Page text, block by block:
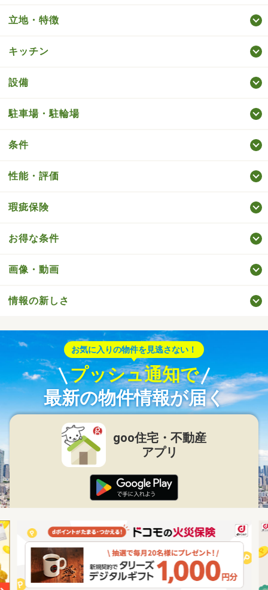
立地・特徴
キッチン
設備
駐車場・駐輪場
条件
性能・評価
瑕疵保険
お得な条件
画像・動画
情報の新しさ
お気に入りの物件を見逃さない！
プッシュ通知で
最新の物件情報が届く
goo住宅・不動産
アプリ